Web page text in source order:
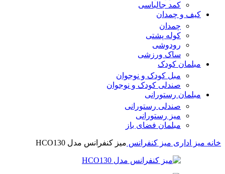
کمد جالباسی
کیف و چمدان
چمدان
کوله پشتی
رودوشی
ساک ورزشی
مبلمان کودک
مبل کودک و نوجوان
صندلی کودک و نوجوان
مبلمان رستورانی
صندلی رستورانی
میز رستورانی
مبلمان فضای باز
خانه میز اداری میز کنفرانس میز کنفرانس مدل HCO130